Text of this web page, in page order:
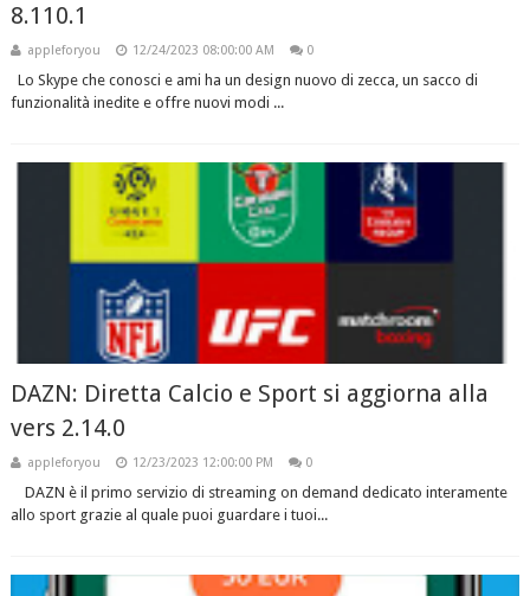
8.110.1
appleforyou 12/24/2023 08:00:00 AM 0
Lo Skype che conosci e ami ha un design nuovo di zecca, un sacco di
funzionalità inedite e offre nuovi modi ...
DAZN: Diretta Calcio e Sport si aggiorna alla
vers 2.14.0
appleforyou 12/23/2023 12:00:00 PM 0
DAZN è il primo servizio di streaming on demand dedicato interamente
allo sport grazie al quale puoi guardare i tuoi...